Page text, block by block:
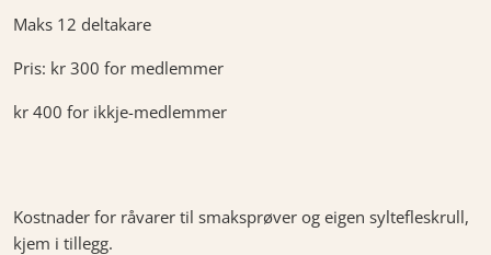
Maks 12 deltakare
Pris: kr 300 for medlemmer
kr 400 for ikkje-medlemmer
Kostnader for råvarer til smaksprøver og eigen syltefleskrull,
kjem i tillegg.